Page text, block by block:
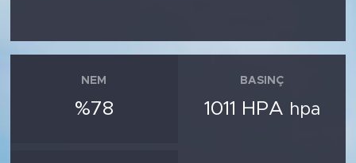
NEM
%78
BASINÇ
1011 HPA hpa